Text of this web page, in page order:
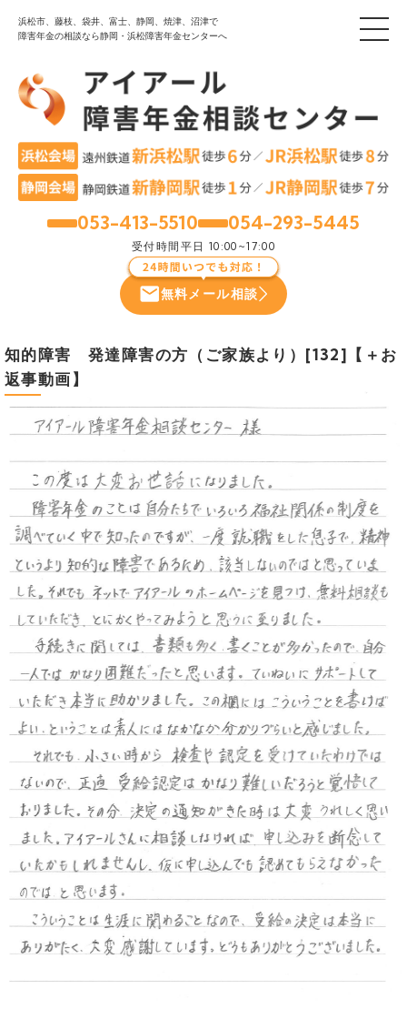
浜松市、藤枝、袋井、富士、静岡、焼津、沼津で
障害年金の相談なら静岡・浜松障害年金センターへ
053-413-5510 054-293-5445
受付時間 平日 10:00~17:00
無料メール相談
知的障害 発達障害の方（ご家族より）[132]【＋お
返事動画】